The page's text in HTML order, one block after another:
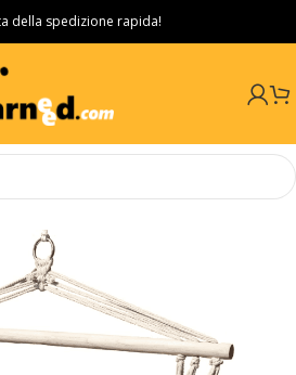
della spedizione rapida!